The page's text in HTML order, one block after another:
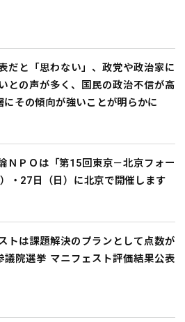
だと「思わない」、政党や政治家に
との声が多く、国民の政治不信が高
にその傾向が強いことが明らかに
ＮＰＯは「第15回東京－北京フォー
・27日（日）に北京で開催します
トは課題解決のプランとして点数が
院選挙 マニフェスト評価結果公表